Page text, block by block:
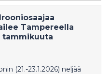
Tampereella
tammikuuta
(21.-23.1.2026) neljää